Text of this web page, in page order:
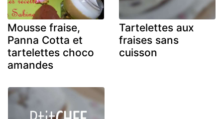
Mousse fraise,
Panna Cotta et
tartelettes choco
amandes
Tartelettes aux
fraises sans
cuisson